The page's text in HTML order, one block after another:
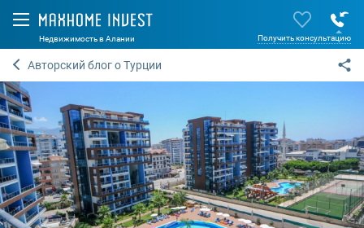
Недвижимость в Алании Получить консультацию
Авторский блог о Турции